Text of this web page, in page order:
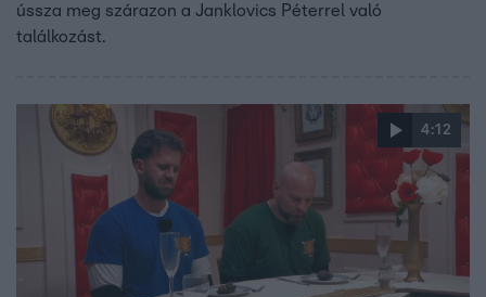
ússza meg szárazon a Janklovics Péterrel való
találkozást.
4:12